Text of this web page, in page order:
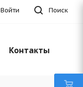
Поиск
Войти
Контакты